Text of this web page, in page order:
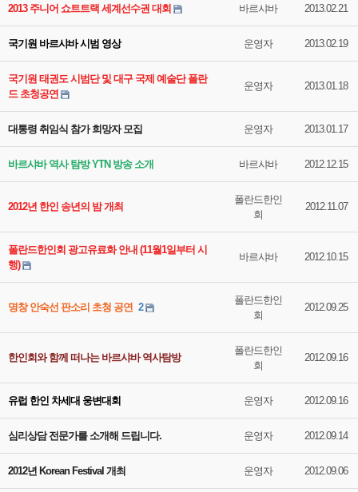
2013 주니어 쇼트트랙 세계선수권 대회 바르샤바 2013.02.21
국기원 바르샤바 시범 영상 운영자 2013.02.19
국기원 태권도 시범단 및 대구 국제 예술단 폴란
드 초청공연
운영자 2013.01.18
대통령 취임식 참가 희망자 모집 운영자 2013.01.17
바르샤바 역사 탐방 YTN 방송 소개 바르샤바 2012.12.15
2012년 한인 송년의 밤 개최
폴란드한인
회
2012.11.07
폴란드한인회 광고유료화 안내 (11월1일부터 시
행)
바르샤바 2012.10.15
명창 안숙선 판소리 초청 공연 2
폴란드한인
회
2012.09.25
한인회와 함께 떠나는 바르샤바 역사탐방
폴란드한인
회
2012.09.16
유럽 한인 차세대 웅변대회 운영자 2012.09.16
심리상담 전문가를 소개해 드립니다. 운영자 2012.09.14
2012년 Korean Festival 개최 운영자 2012.09.06